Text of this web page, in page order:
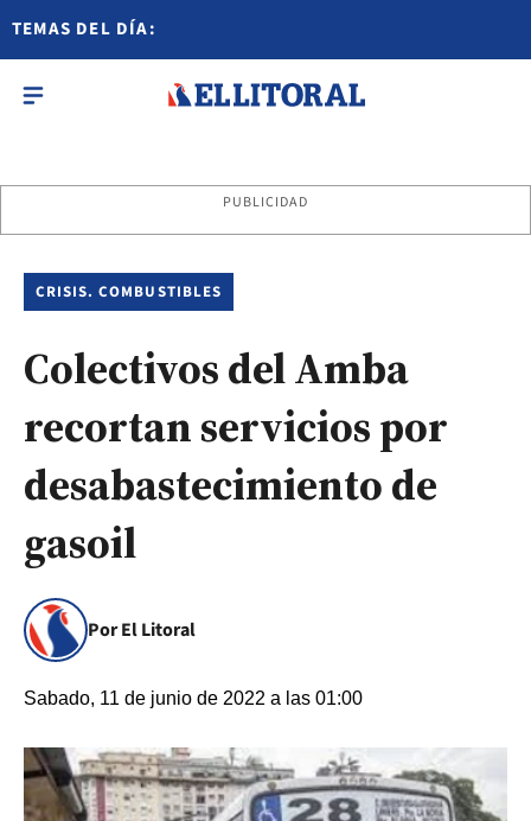
TEMAS DEL DÍA:
PUBLICIDAD
CRISIS. COMBUSTIBLES
Colectivos del Amba
recortan servicios por
desabastecimiento de
gasoil
Por El Litoral
Sabado, 11 de junio de 2022 a las 01:00